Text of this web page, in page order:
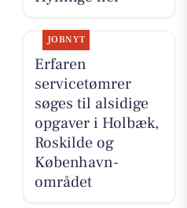
JOBNYT
Erfaren
servicetømrer
søges til alsidige
opgaver i Holbæk,
Roskilde og
København-
området